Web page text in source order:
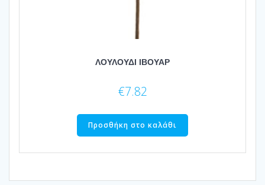
ΛΟΥΛΟΥΔΙ ΙΒΟΥΑΡ
€7.82
Προσθήκη στο καλάθι